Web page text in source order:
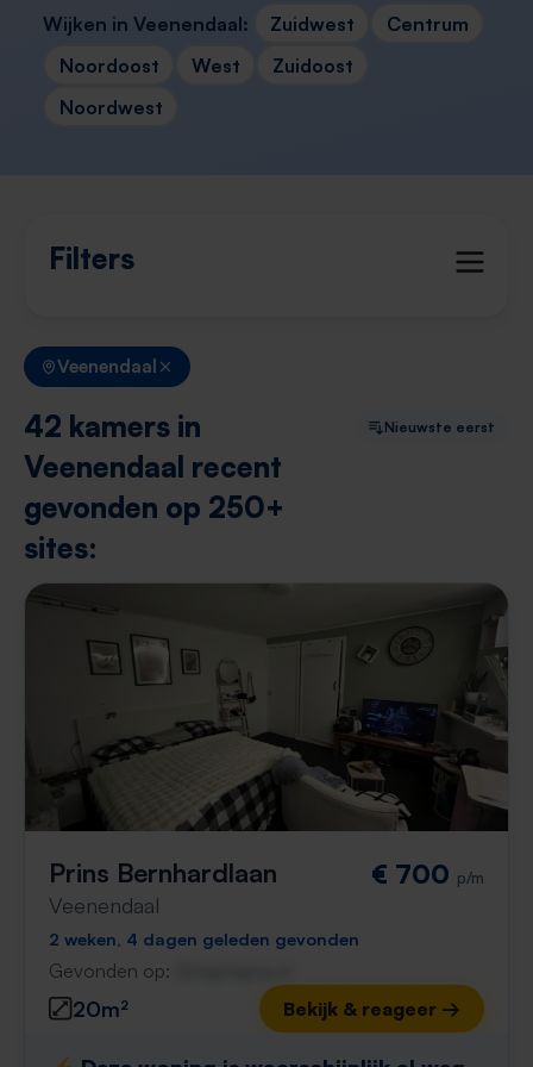
Wijken in Veenendaal: Zuidwest
Centrum
Noordoost
West
Zuidoost
Noordwest
Filters
Veenendaal
42 kamers in
Veenendaal recent
gevonden op 250+
sites:
Nieuwste eerst
Prins Bernhardlaan
Veenendaal
€ 700 p/m
2 weken, 4 dagen geleden gevonden
Gevonden op:
20m² Bekijk & reageer →